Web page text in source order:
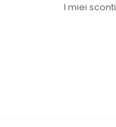
I miei sconti